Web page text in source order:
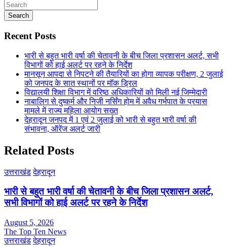
Search
Recent Posts
भारी से बहुत भारी वर्षा की चेतावनी के बीच जिला प्रशासन अलर्ट, सभी
विभागों को हाई अलर्ट पर रहने के निर्देश
मानसून आपदा से निपटने की तैयारियों का होगा व्यापक परीक्षण, 2 जुलाई
को जनपद के सात स्थानों पर मॉक ड्रिल
विद्यालयी शिक्षा विभाग में वरिष्ठ अधिकारियों को मिली नई जिम्मेदारी
नाबालिग से दुष्कर्म और निजी नर्सिंग होम में अवैध गर्भपात के प्रयास
मामले में राज्य महिला आयोग सख्त
देहरादून जनपद में 1 एवं 2 जुलाई को भारी से बहुत भारी वर्षा की
संभावना, ऑरेंज अलर्ट जारी
Related Posts
उत्तराखंड देहरादून
भारी से बहुत भारी वर्षा की चेतावनी के बीच जिला प्रशासन अलर्ट,
सभी विभागों को हाई अलर्ट पर रहने के निर्देश
August 5, 2026
The Top Ten News
उत्तराखंड देहरादून